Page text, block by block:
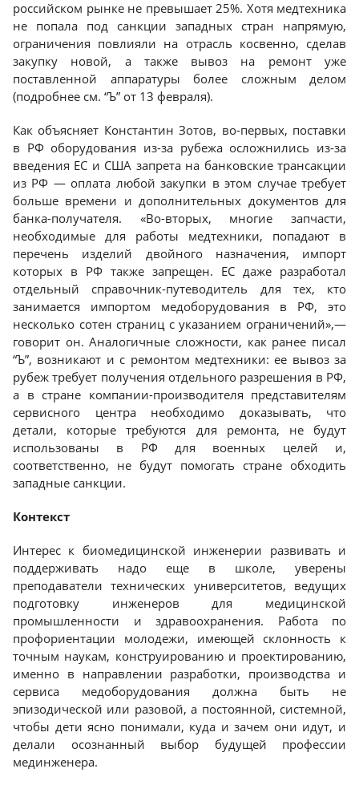
российском рынке не превышает 25%. Хотя медтехника
не попала под санкции западных стран напрямую,
ограничения повлияли на отрасль косвенно, сделав
закупку новой, а также вывоз на ремонт уже
поставленной аппаратуры более сложным делом
(подробнее см. “Ъ” от 13 февраля).
Как объясняет Константин Зотов, во-первых, поставки
в РФ оборудования из-за рубежа осложнились из-за
введения ЕС и США запрета на банковские трансакции
из РФ — оплата любой закупки в этом случае требует
больше времени и дополнительных документов для
банка-получателя. «Во-вторых, многие запчасти,
необходимые для работы медтехники, попадают в
перечень изделий двойного назначения, импорт
которых в РФ также запрещен. ЕС даже разработал
отдельный справочник-путеводитель для тех, кто
занимается импортом медоборудования в РФ, это
несколько сотен страниц с указанием ограничений»,—
говорит он. Аналогичные сложности, как ранее писал
“Ъ”, возникают и с ремонтом медтехники: ее вывоз за
рубеж требует получения отдельного разрешения в РФ,
а в стране компании-производителя представителям
сервисного центра необходимо доказывать, что
детали, которые требуются для ремонта, не будут
использованы в РФ для военных целей и,
соответственно, не будут помогать стране обходить
западные санкции.
Контекст
Интерес к биомедицинской инженерии развивать и
поддерживать надо еще в школе, уверены
преподаватели технических университетов, ведущих
подготовку инженеров для медицинской
промышленности и здравоохранения. Работа по
профориентации молодежи, имеющей склонность к
точным наукам, конструированию и проектированию,
именно в направлении разработки, производства и
сервиса медоборудования должна быть не
эпизодической или разовой, а постоянной, системной,
чтобы дети ясно понимали, куда и зачем они идут, и
делали осознанный выбор будущей профессии
мединженера.